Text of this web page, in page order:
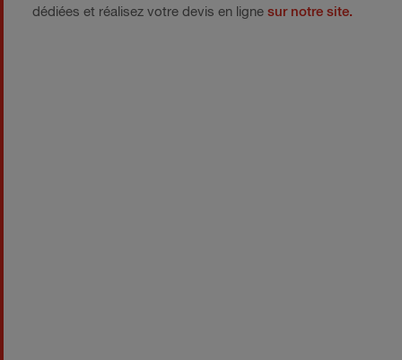
dédiées et réalisez votre devis en ligne sur notre site.